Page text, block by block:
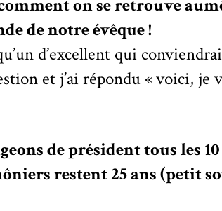
on se retrouve
de notre évêque !
d’excellent qui
et j’ai répondu « voici, je
de président tous les
restent 25 ans (petit